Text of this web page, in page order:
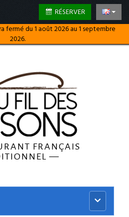
RÉSERVER
fermé du 1 août 2026 au 1 septembre
2026.
FRANÇAIS
—
Menu
principal